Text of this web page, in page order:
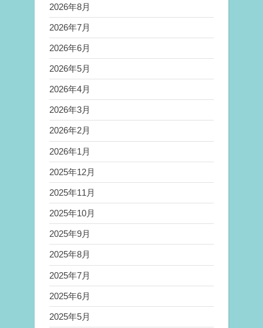
2026年8月
2026年7月
2026年6月
2026年5月
2026年4月
2026年3月
2026年2月
2026年1月
2025年12月
2025年11月
2025年10月
2025年9月
2025年8月
2025年7月
2025年6月
2025年5月